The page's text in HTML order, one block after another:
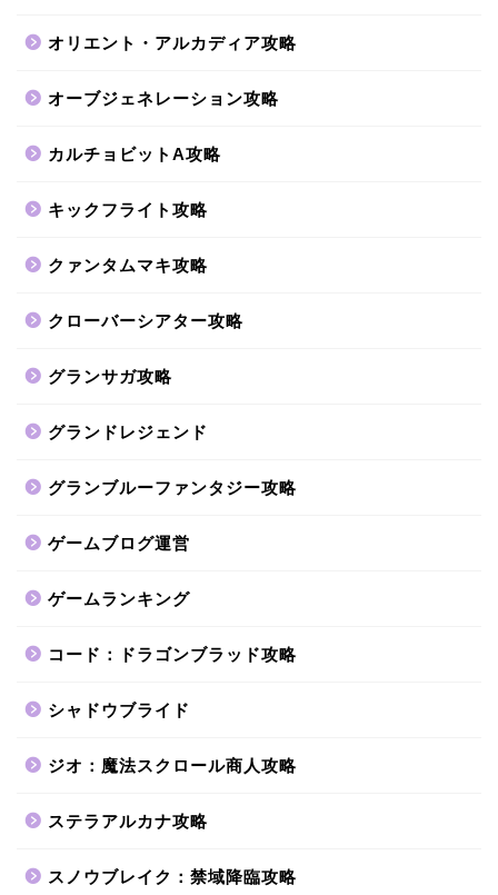
オリエント・アルカディア攻略
オーブジェネレーション攻略
カルチョビットA攻略
キックフライト攻略
クァンタムマキ攻略
クローバーシアター攻略
グランサガ攻略
グランドレジェンド
グランブルーファンタジー攻略
ゲームブログ運営
ゲームランキング
コード：ドラゴンブラッド攻略
シャドウブライド
ジオ：魔法スクロール商人攻略
ステラアルカナ攻略
スノウブレイク：禁域降臨攻略